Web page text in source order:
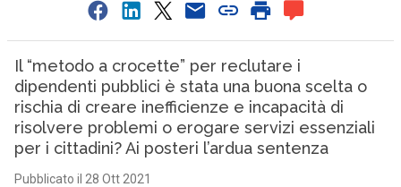
Il “metodo a crocette” per reclutare i
dipendenti pubblici è stata una buona scelta o
rischia di creare inefficienze e incapacità di
risolvere problemi o erogare servizi essenziali
per i cittadini? Ai posteri l’ardua sentenza
Pubblicato il 28 Ott 2021